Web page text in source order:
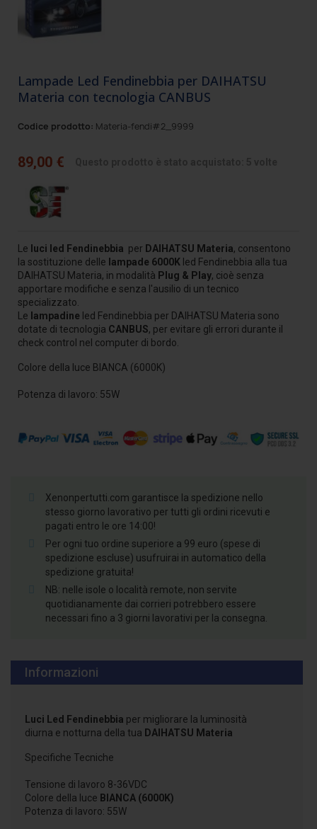
Lampade Led Fendinebbia per DAIHATSU
Materia con tecnologia CANBUS
Codice prodotto: Materia-fendi#2_9999
89,00 €
Le luci led Fendinebbia per DAIHATSU Materia, consentono
la sostituzione delle lampade 6000K led Fendinebbia alla tua
DAIHATSU Materia, in modalità Plug & Play, cioè senza
apportare modifiche e senza l'ausilio di un tecnico
specializzato.
Le lampadine led Fendinebbia per DAIHATSU Materia sono
dotate di tecnologia CANBUS, per evitare gli errori durante il
check control nel computer di bordo.
Colore della luce BIANCA (6000K)
Potenza di lavoro: 55W
Xenonpertutti.com garantisce la spedizione nello
stesso giorno lavorativo per tutti gli ordini ricevuti e
pagati entro le ore 14:00!
Per ogni tuo ordine superiore a 99 euro (spese di
spedizione escluse) usufruirai in automatico della
spedizione gratuita!
NB: nelle isole o località remote, non servite
quotidianamente dai corrieri potrebbero essere
necessari fino a 3 giorni lavorativi per la consegna.
Informazioni
Luci Led Fendinebbia per migliorare la luminosità
diurna e notturna della tua DAIHATSU Materia
Specifiche Tecniche
Tensione di lavoro 8-36VDC
Colore della luce BIANCA (6000K)
Potenza di lavoro: 55W